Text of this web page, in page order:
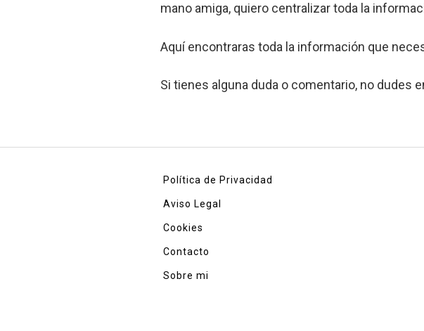
mano amiga, quiero centralizar toda la
Aquí encontraras toda la información que
Si tienes alguna duda o comentario, no dudes
Política de Privacidad
Aviso Legal
Cookies
Contacto
Sobre mi